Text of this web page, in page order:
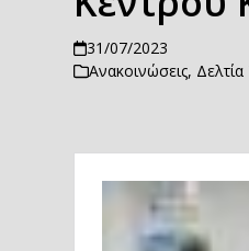
31/07/2023
Ανακοινώσεις,